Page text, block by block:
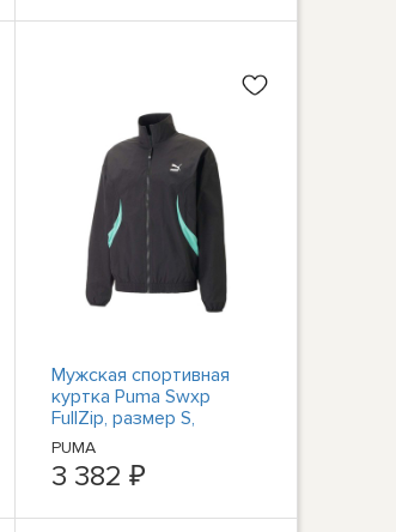
Мужская спортивная
куртка Puma Swxp
FullZip, размер S,
повседневная
спортивная верхняя
одежда 53822101
PUMA
3 382 ₽